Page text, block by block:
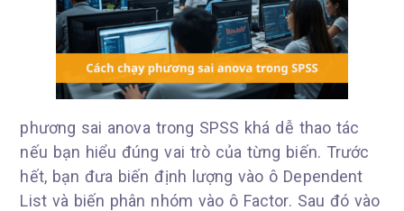
phương sai anova trong SPSS khá dễ thao tác
nếu bạn hiểu đúng vai trò của từng biến. Trước
hết, bạn đưa biến định lượng vào ô Dependent
List và biến phân nhóm vào ô Factor. Sau đó vào